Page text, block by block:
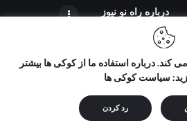
درباره راه‌ نو نیوز
نو نیوز" محفوظ است و هرگونه کپی
ذکر منبع ممنوع می باشد.
کند. درباره استفاده ما از کوکی ها بیشتر
سیاست کوکی ها
رد کردن